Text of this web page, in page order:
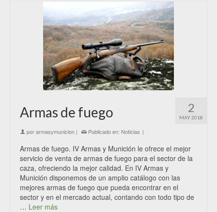
2
MAY 2018
Armas de fuego
porarmasymunicion | Publicado en: Noticias |
Armas de fuego. IV Armas y Munición le ofrece el mejor
servicio de venta de armas de fuego para el sector de la
caza, ofreciendo la mejor calidad. En IV Armas y
Munición disponemos de un amplio catálogo con las
mejores armas de fuego que pueda encontrar en el
sector y en el mercado actual, contando con todo tipo de
… Leer más